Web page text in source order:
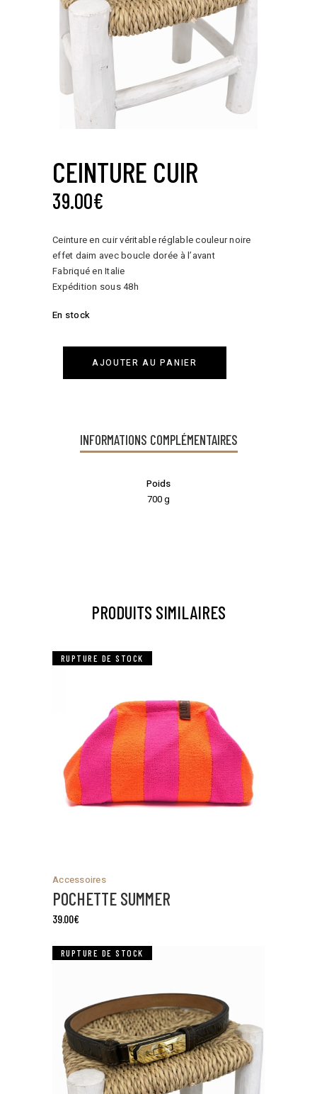
CEINTURE CUIR
39.00€
Ceinture en cuir véritable réglable couleur noire
effet daim avec boucle dorée à l’avant
Fabriqué en Italie
Expédition sous 48h
En stock
AJOUTER AU PANIER
INFORMATIONS COMPLÉMENTAIRES
Poids
700 g
PRODUITS SIMILAIRES
RUPTURE DE STOCK
Accessoires
POCHETTE SUMMER
39.00€
RUPTURE DE STOCK